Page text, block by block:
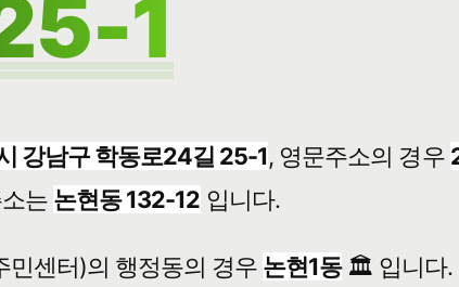
1
강남구 학동로24길 25-1, 영문주소의 경우
는 논현동 132-12 입니다.
민센터)의 행정동의 경우 논현1동🏛️ 입니다.